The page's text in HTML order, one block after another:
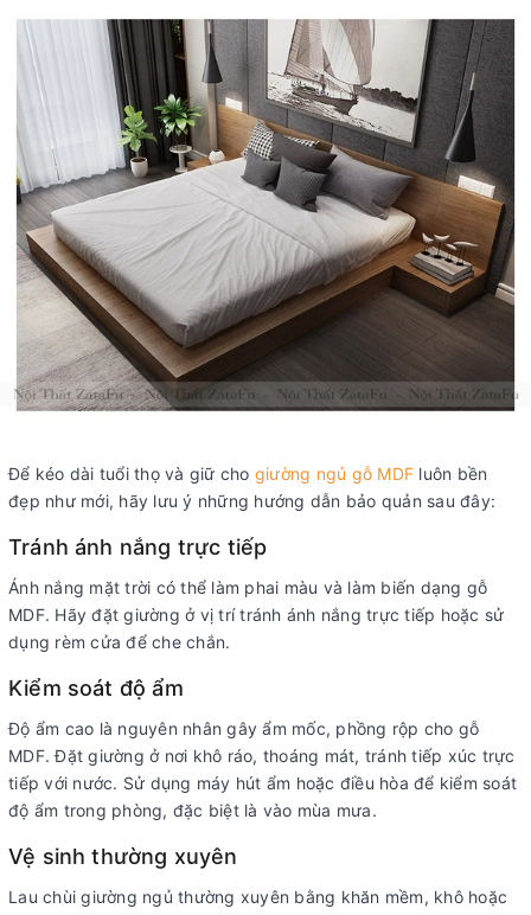
Để kéo dài tuổi thọ và giữ cho giường ngủ gỗ MDF luôn bền
đẹp như mới, hãy lưu ý những hướng dẫn bảo quản sau đây:
Tránh ánh nắng trực tiếp
Ánh nắng mặt trời có thể làm phai màu và làm biến dạng gỗ
MDF. Hãy đặt giường ở vị trí tránh ánh nắng trực tiếp hoặc sử
dụng rèm cửa để che chắn.
Kiểm soát độ ẩm
Độ ẩm cao là nguyên nhân gây ẩm mốc, phồng rộp cho gỗ
MDF. Đặt giường ở nơi khô ráo, thoáng mát, tránh tiếp xúc trực
tiếp với nước. Sử dụng máy hút ẩm hoặc điều hòa để kiểm soát
độ ẩm trong phòng, đặc biệt là vào mùa mưa.
Vệ sinh thường xuyên
Lau chùi giường ngủ thường xuyên bằng khăn mềm, khô hoặc